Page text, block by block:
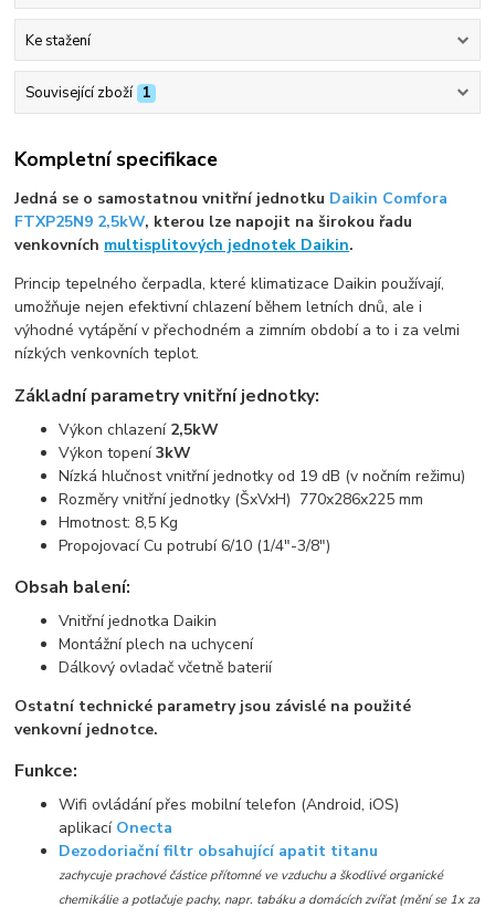
Ke stažení
Související zboží 1
Kompletní specifikace
Jedná se o samostatnou vnitřní jednotku Daikin Comfora
FTXP25N9 2,5kW, kterou lze napojit na širokou řadu
venkovních multisplitových jednotek Daikin.
Princip tepelného čerpadla, které klimatizace Daikin používají,
umožňuje nejen efektivní chlazení během letních dnů, ale i
výhodné vytápění v přechodném a zimním období a to i za velmi
nízkých venkovních teplot.
Základní parametry vnitřní jednotky:
Výkon chlazení 2,5kW
Výkon topení3kW
Nízká hlučnost vnitřní jednotky od 19 dB (v nočním režimu)
Rozměry vnitřní jednotky (ŠxVxH) 770x286x225 mm
Hmotnost: 8,5 Kg
Propojovací Cu potrubí 6/10 (1/4"-3/8")
Obsah balení:
Vnitřní jednotka Daikin
Montážní plech na uchycení
Dálkový ovladač včetně baterií
Ostatní technické parametry jsou závislé na použité
venkovní jednotce.
Funkce:
Wifi ovládání přes mobilní telefon (Android, iOS)
aplikací Onecta
Dezodoriační filtr obsahující apatit titanu
zachycuje prachové částice přítomné ve vzduchu a škodlivé organické
chemikálie a potlačuje pachy, napr. tabáku a domácích zvířat (mění se 1x za